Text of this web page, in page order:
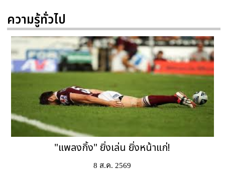
ความรู้ทั่วไป
"แพลงกิ้ง" ยิ่งเล่น ยิ่งหน้าแก่!
8 ส.ค. 2569